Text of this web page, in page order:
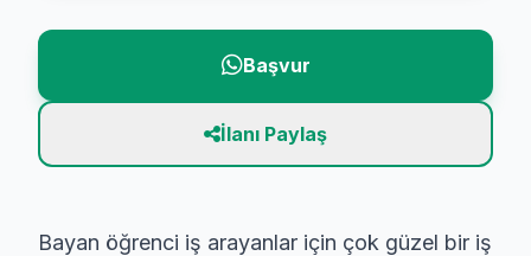
Başvur
İlanı Paylaş
Bayan öğrenci iş arayanlar için çok güzel bir iş